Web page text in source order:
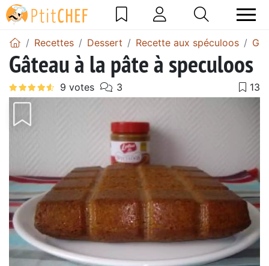
Recettes Dessert Recette aux spéculoos
Gâteau à la pâte à speculoos